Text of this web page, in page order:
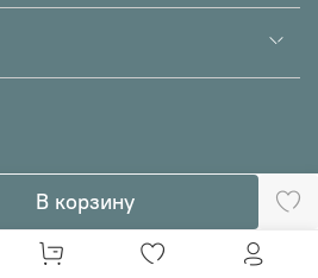
В корзину